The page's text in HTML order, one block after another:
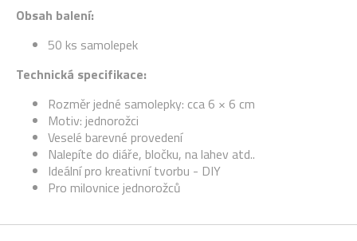
Obsah balení:
50 ks samolepek
Technická specifikace:
Rozměr jedné samolepky: cca 6 × 6 cm
Motiv: jednorožci
Veselé barevné provedení
Nalepíte do diáře, bločku, na lahev atd..
Ideální pro kreativní tvorbu - DIY
Pro milovnice jednorožců